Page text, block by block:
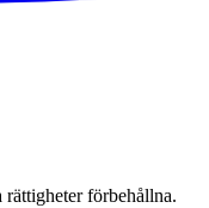
förbehållna.